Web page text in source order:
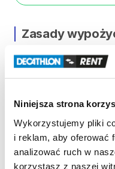
Niniejsza strona
Wykorzystujemy pliki
i reklam, aby oferować
analizować ruch w
korzystasz z naszej
Zasady
REGULAMIN
KAUCJA
Pro vypůjčení